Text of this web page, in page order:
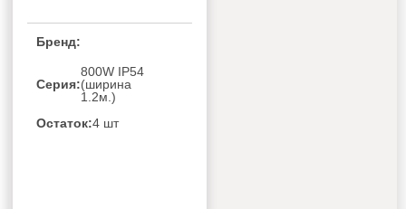
Бренд:
Серия:
800W IP54
(ширина
1.2м.)
Остаток:4 шт